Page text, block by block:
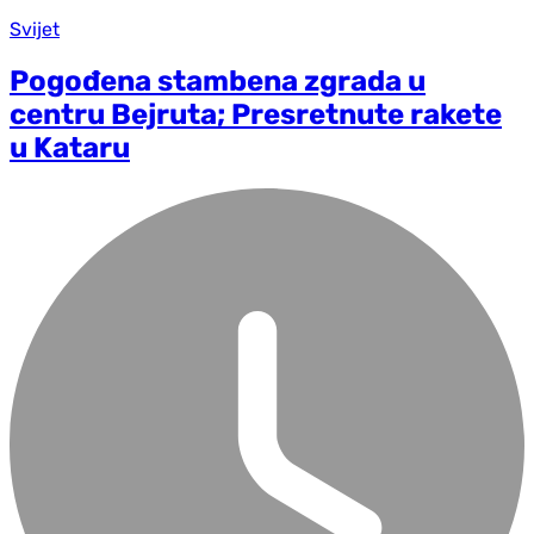
Svijet
Pogođena stambena zgrada u
centru Bejruta; Presretnute rakete
u Kataru